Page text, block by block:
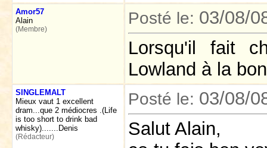
Amor57
Alain
(Membre)
Posté le: 03/08/
Lorsqu'il fait
Lowland à la
SINGLEMALT
Mieux vaut 1 excellent
dram...que 2 médiocres .(Life
is too short to drink bad
whisky).......Denis
(Rédacteur)
Posté le: 03/08/
Salut Alain,